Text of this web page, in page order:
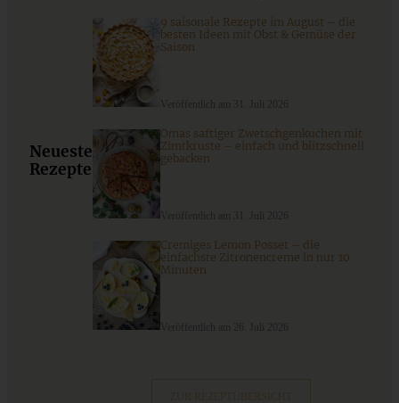
Chocolate Chip Bananenkuchen
Neueste
Rezepte
9 saisonale Rezepte im August – die
besten Ideen mit Obst & Gemüse der
Saison
Omas saftiger Zwetschgenkuchen mit
Zimtkruste – einfach und blitzschnell
gebacken
Veröffentlich am 31. Juli 2026
Cremiges Lemon Posset – die
einfachste Zitronencreme in nur 10
Minuten
Veröffentlich am 26. Juli 2026